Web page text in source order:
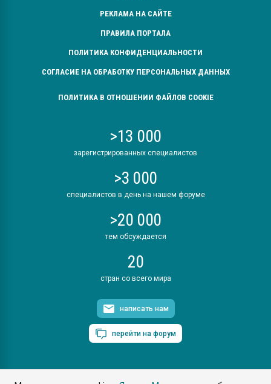
РЕКЛАМА НА САЙТЕ
ПРАВИЛА ПОРТАЛА
ПОЛИТИКА КОНФИДЕНЦИАЛЬНОСТИ
СОГЛАСИЕ НА ОБРАБОТКУ ПЕРСОНАЛЬНЫХ ДАННЫХ
ПОЛИТИКА В ОТНОШЕНИИ ФАЙЛОВ COOKIE
>13 000
зарегистрированных специалистов
>3 000
специалистов в день на нашем форуме
>20 000
тем обсуждается
20
стран со всего мира
написать нам
перейти на форум